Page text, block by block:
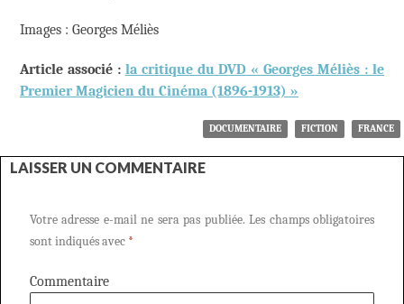
Images : Georges Méliès
Article associé : la critique du DVD « Georges Méliès : le
Premier Magicien du Cinéma (1896-1913) »
DOCUMENTAIRE FICTION FRANCE
LAISSER UN COMMENTAIRE
Votre adresse e-mail ne sera pas publiée. Les champs obligatoires
sont indiqués avec *
Commentaire